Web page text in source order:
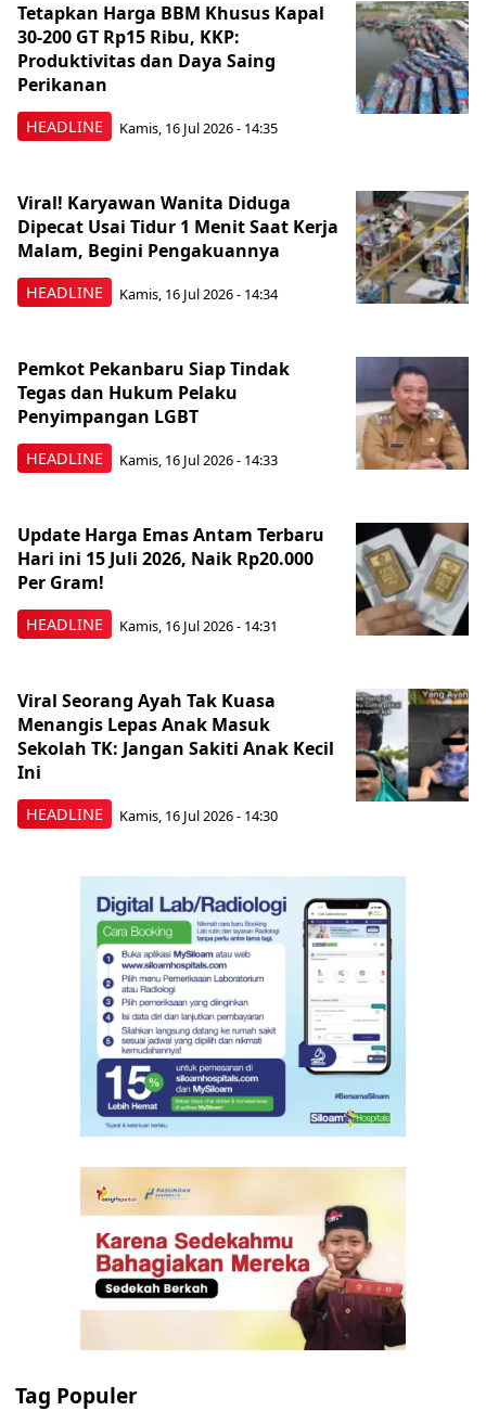
HEADLINE
Tetapkan Harga BBM Khusus Kapal
30-200 GT Rp15 Ribu, KKP:
Produktivitas dan Daya Saing
Perikanan
Kamis, 16 Jul 2026 - 14:35
HEADLINE
Viral! Karyawan Wanita Diduga
Dipecat Usai Tidur 1 Menit Saat Kerja
Malam, Begini Pengakuannya
Kamis, 16 Jul 2026 - 14:34
HEADLINE
Pemkot Pekanbaru Siap Tindak
Tegas dan Hukum Pelaku
Penyimpangan LGBT
Kamis, 16 Jul 2026 - 14:33
HEADLINE
Update Harga Emas Antam Terbaru
Hari ini 15 Juli 2026, Naik Rp20.000
Per Gram!
Kamis, 16 Jul 2026 - 14:31
HEADLINE
Viral Seorang Ayah Tak Kuasa
Menangis Lepas Anak Masuk
Sekolah TK: Jangan Sakiti Anak Kecil
Ini
Kamis, 16 Jul 2026 - 14:30
Tag Populer